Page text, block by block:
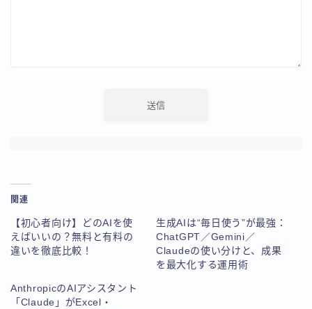
関連
【初心者向け】どのAIを使
えばいいの？無料と有料の
違いを徹底比較！
生成AIは“毎日使う”が最強：
ChatGPT／Gemini／
Claudeの使い分けと、成果
を最大化する運用術
AnthropicのAIアシスタント
「Claude」がExcel・